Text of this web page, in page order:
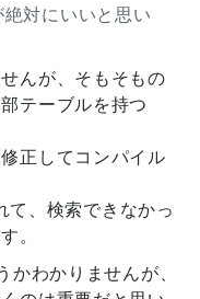
対にいいと思い
んが、そもそもの
テーブルを持つ
正してコンパイル
、検索できなかっ
。
わかりませんが、